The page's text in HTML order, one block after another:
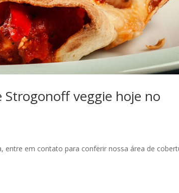
Strogonoff veggie hoje no
entre em contato para conferir nossa área de